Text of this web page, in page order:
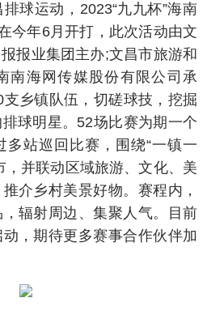
运动，2023“九九杯”海南
今年6月开打，此次活动由文
报业集团主办;文昌市旅游和
南海网传媒股份有限公司承
乡镇队伍，切磋球技，挖掘
球明星。52场比赛为期一个
站巡回比赛，围绕“一镇一
，并联动区域旅游、文化、美
介乡村美景好物。赛程内，
辐射周边、集聚人气。目前
，期待更多赛事合作伙伴加